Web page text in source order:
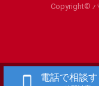
電話で相談す
Copyright©